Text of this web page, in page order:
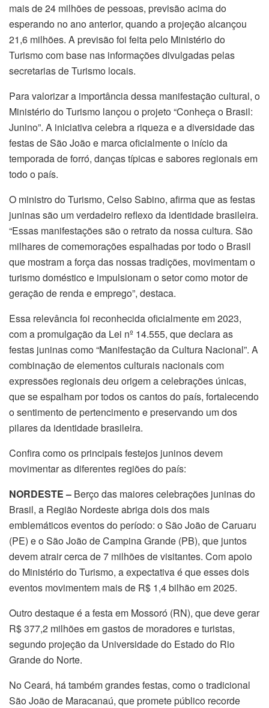
mais de 24 milhões de pessoas, previsão acima do
esperando no ano anterior, quando a projeção alcançou
21,6 milhões. A previsão foi feita pelo Ministério do
Turismo com base nas informações divulgadas pelas
secretarias de Turismo locais.
Para valorizar a importância dessa manifestação cultural, o
Ministério do Turismo lançou o projeto “Conheça o Brasil:
Junino”. A iniciativa celebra a riqueza e a diversidade das
festas de São João e marca oficialmente o início da
temporada de forró, danças típicas e sabores regionais em
todo o país.
O ministro do Turismo, Celso Sabino, afirma que as festas
juninas são um verdadeiro reflexo da identidade brasileira.
“Essas manifestações são o retrato da nossa cultura. São
milhares de comemorações espalhadas por todo o Brasil
que mostram a força das nossas tradições, movimentam o
turismo doméstico e impulsionam o setor como motor de
geração de renda e emprego”, destaca.
Essa relevância foi reconhecida oficialmente em 2023,
com a promulgação da Lei nº 14.555, que declara as
festas juninas como “Manifestação da Cultura Nacional”. A
combinação de elementos culturais nacionais com
expressões regionais deu origem a celebrações únicas,
que se espalham por todos os cantos do país, fortalecendo
o sentimento de pertencimento e preservando um dos
pilares da identidade brasileira.
Confira como os principais festejos juninos devem
movimentar as diferentes regiões do país:
NORDESTE – Berço das maiores celebrações juninas do
Brasil, a Região Nordeste abriga dois dos mais
emblemáticos eventos do período: o São João de Caruaru
(PE) e o São João de Campina Grande (PB), que juntos
devem atrair cerca de 7 milhões de visitantes. Com apoio
do Ministério do Turismo, a expectativa é que esses dois
eventos movimentem mais de R$ 1,4 bilhão em 2025.
Outro destaque é a festa em Mossoró (RN), que deve gerar
R$ 377,2 milhões em gastos de moradores e turistas,
segundo projeção da Universidade do Estado do Rio
Grande do Norte.
No Ceará, há também grandes festas, como o tradicional
São João de Maracanaú, que promete público recorde